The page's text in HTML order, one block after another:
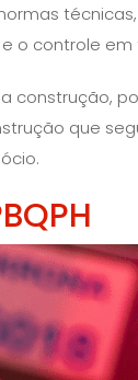
técnicas,
o controle
construção,
que